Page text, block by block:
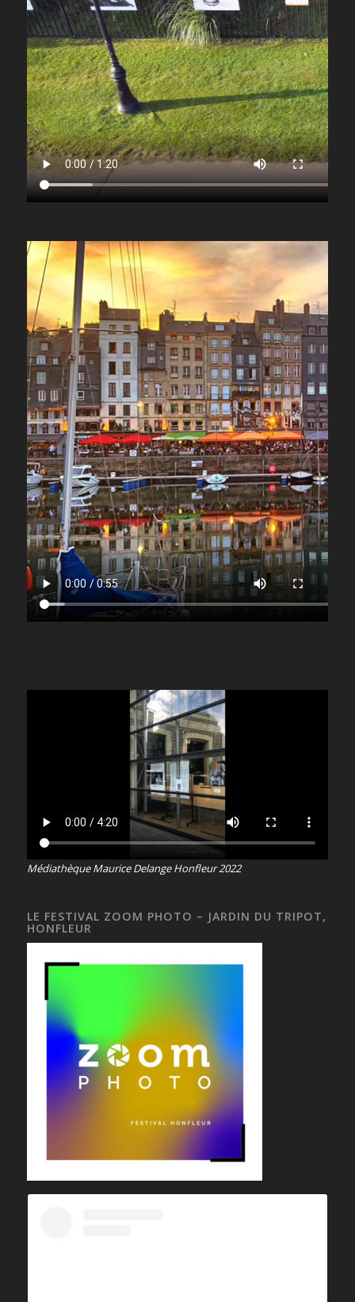
Médiathèque Maurice Delange Honfleur 2022
LE FESTIVAL ZOOM PHOTO – JARDIN DU TRIPOT,
HONFLEUR